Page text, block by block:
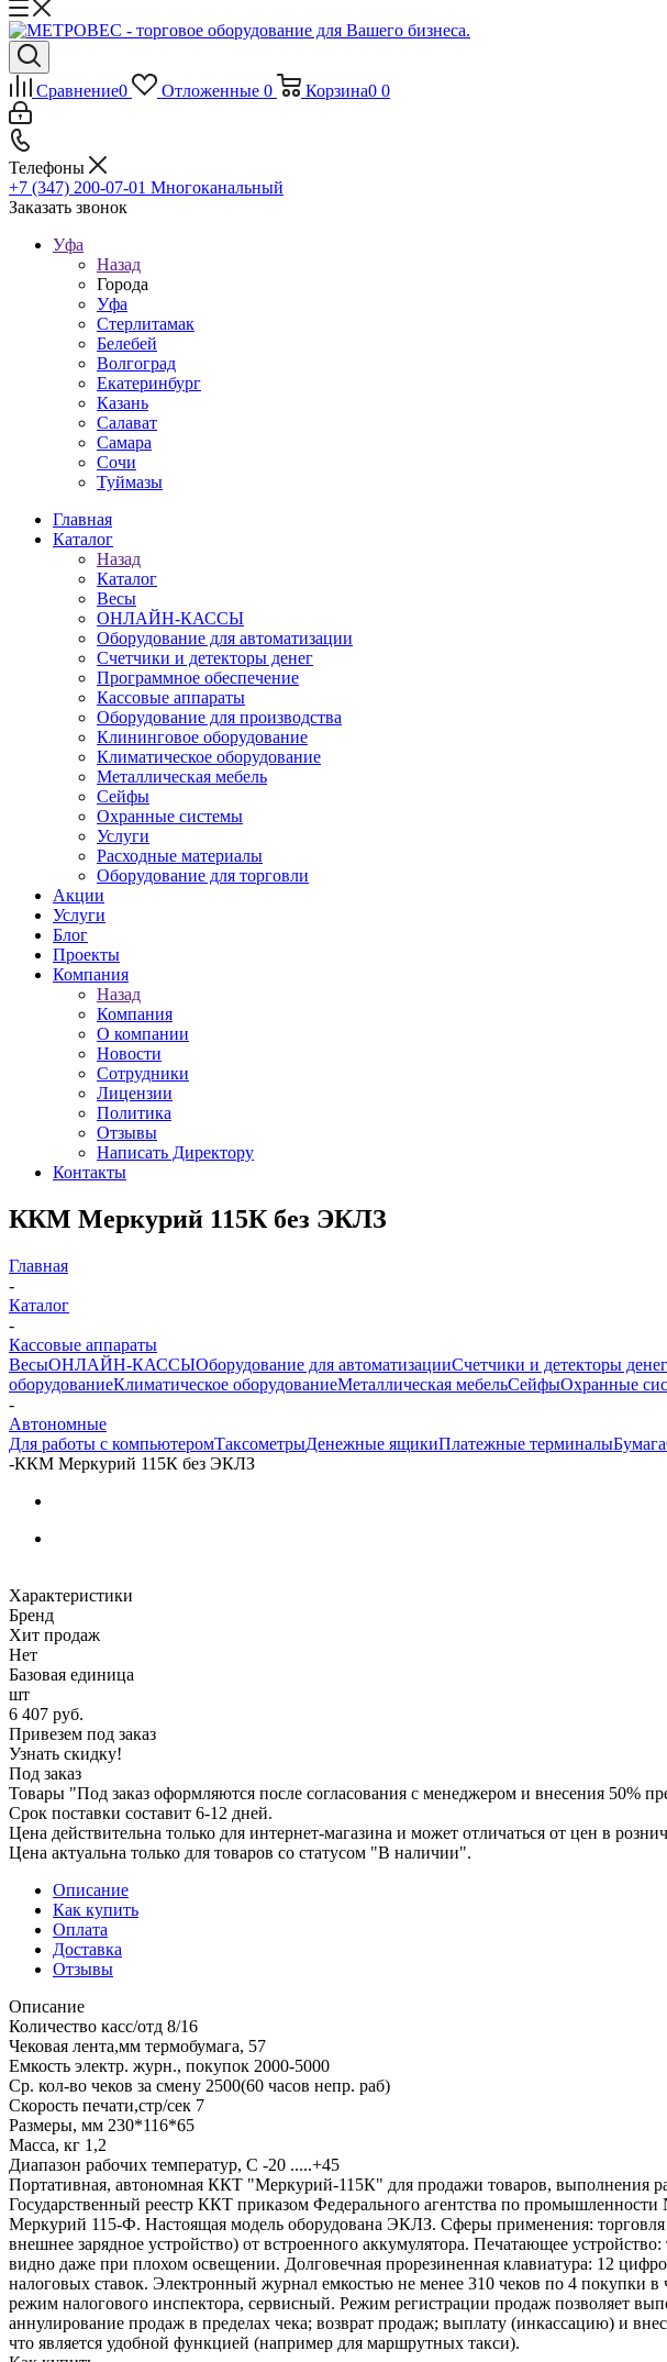
Сравнение0 Отложенные 0 Корзина0 0
Телефоны
+7 (347) 200-07-01 Многоканальный
Заказать звонок
Уфа
Назад
Города
Уфа
Стерлитамак
Белебей
Волгоград
Екатеринбург
Казань
Салават
Самара
Сочи
Туймазы
Главная
Каталог
Назад
Каталог
Весы
ОНЛАЙН-КАССЫ
Оборудование для автоматизации
Счетчики и детекторы денег
Программное обеспечение
Кассовые аппараты
Оборудование для производства
Клининговое оборудование
Климатическое оборудование
Металлическая мебель
Сейфы
Охранные системы
Услуги
Расходные материалы
Оборудование для торговли
Акции
Услуги
Блог
Проекты
Компания
Назад
Компания
О компании
Новости
Сотрудники
Лицензии
Политика
Отзывы
Написать Директору
Контакты
ККМ Меркурий 115К без ЭКЛЗ
Главная
-
Каталог
-
Кассовые аппараты
ВесыОНЛАЙН-КАССЫОборудование для автоматизацииСчетчики и детекторы денег
оборудованиеКлиматическое оборудованиеМеталлическая мебельСейфыОхранные
-
Автономные
Для работы с компьютеромТаксометрыДенежные ящикиПлатежные терминалыБумага
-ККМ Меркурий 115К без ЭКЛЗ
Характеристики
Бренд
Хит продаж
Нет
Базовая единица
шт
6 407 руб.
Привезем под заказ
Узнать скидку!
Под заказ
Товары "Под заказ оформляются после согласования с менеджером и внесения 50%
Срок поставки составит 6-12 дней.
Цена действительна только для интернет-магазина и может отличаться от цен в
Цена актуальна только для товаров со статусом "В наличии".
Описание
Как купить
Оплата
Доставка
Отзывы
Описание
Количество касс/отд 8/16
Чековая лента,мм термобумага, 57
Емкость электр. журн., покупок 2000-5000
Ср. кол-во чеков за смену 2500(60 часов непр. раб)
Скорость печати,стр/сек 7
Размеры, мм 230*116*65
Масса, кг 1,2
Диапазон рабочих температур, С -20 .....+45
Портативная, автономная ККТ "Меркурий-115К" для продажи товаров, выполнения
Государственный реестр ККТ приказом Федерального агентства по
Меркурий 115-Ф. Настоящая модель оборудована ЭКЛЗ. Сферы применения: торговля
внешнее зарядное устройство) от встроенного аккумулятора. Печатающее
видно даже при плохом освещении. Долговечная прорезиненная клавиатура: 12
налоговых ставок. Электронный журнал емкостью не менее 310 чеков по 4 покупки
режим налогового инспектора, сервисный. Режим регистрации продаж позволяет
аннулирование продаж в пределах чека; возврат продаж; выплату (инкассацию) и
что является удобной функцией (например для маршрутных такси).